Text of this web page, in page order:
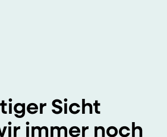
Sicht
immer noch